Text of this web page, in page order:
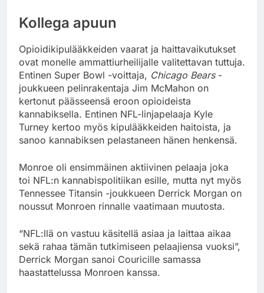
Kollega apuun
Opioidikipulääkkeiden vaarat ja haittavaikutukset
ovat monelle ammattiurheilijalle valitettavan tuttuja.
Entinen Super Bowl -voittaja, Chicago Bears-
joukkueen pelinrakentaja Jim McMahon on
kertonut päässeensä eroon opioideista
kannabiksella. Entinen NFL-linjapelaaja Kyle
Turney kertoo myös kipulääkkeiden haitoista, ja
sanoo kannabiksen pelastaneen hänen henkensä.
Monroe oli ensimmäinen aktiivinen pelaaja joka
toi NFL:n kannabispolitiikan esille, mutta nyt myös
Tennessee Titansin -joukkueen Derrick Morgan on
noussut Monroen rinnalle vaatimaan muutosta.
“NFL:llä on vastuu käsitellä asiaa ja laittaa aikaa
sekä rahaa tämän tutkimiseen pelaajiensa vuoksi”,
Derrick Morgan sanoi Couricille samassa
haastattelussa Monroen kanssa.